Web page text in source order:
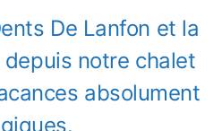
De Lanfon et la
notre chalet
absolument